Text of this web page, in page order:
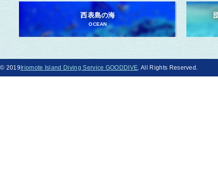
西表島の海
OCEAN
© 2019Iriomote Island Diving Service GOODDIVE . All Rights Reserved.